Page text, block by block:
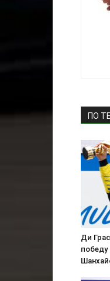
ПО
Ди
победу